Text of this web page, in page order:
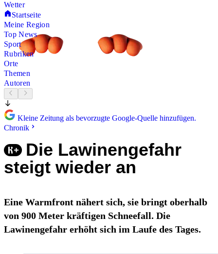
Wetter
Startseite
Meine Region
Top News
Sport
Rubriken
Orte
Themen
Autoren
Kleine Zeitung als bevorzugte Google-Quelle hinzufügen.
Chronik
Die Lawinengefahr
steigt wieder an
Eine Warmfront nähert sich, sie bringt oberhalb
von 900 Meter kräftigen Schneefall. Die
Lawinengefahr erhöht sich im Laufe des Tages.